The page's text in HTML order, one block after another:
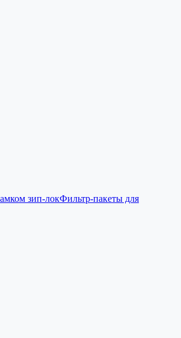
зип-локФильтр-пакеты для